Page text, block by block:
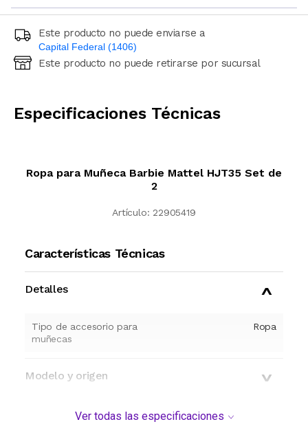
Este producto no puede enviarse a
Capital Federal (1406)
Ingresá código postal (sólo números)
Este producto no puede retirarse por sucursal
Especificaciones Técnicas
Ropa para Muñeca Barbie Mattel HJT35 Set de
2
Artículo: 22905419
Características Técnicas
Detalles
Tipo de accesorio para
muñecas
Ropa
Modelo y origen
Ver todas las especificaciones